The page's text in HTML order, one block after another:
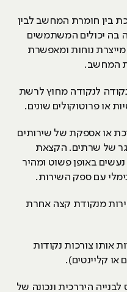
בין חומרת המחשב לבין
בה יכולים המשתמשים
נוחות ומאפשרת
המחשב.
לנקודה מחוץ לרשת
או פרוטוקולים שונים.
או אספקת של שירותים
של שרתים. הקצאת
באופן פשוט ומהיר
עם ספק השירות.
מנקודת קצה אחרת
אותו צורכות נקודות
או קליינטים).
היררכית ונכונה של